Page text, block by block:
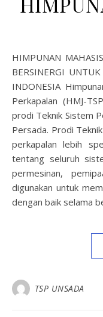
HIMPUNAN MAHASISWA TEKNIK SISTEM PERKAPALAN
BERSINERGI
INDONESIA
Perkapalan (HMJ-
prodi Teknik Sistem
Persada. Prodi
perkapalan lebih
tentang seluruh
permesinan,
digunakan untuk
dengan baik selama
TSP UNSADA